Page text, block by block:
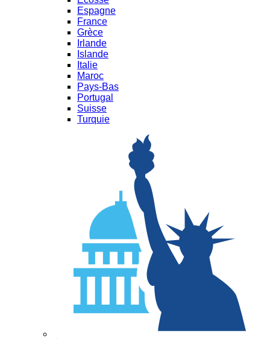
Espagne
France
Grèce
Irlande
Islande
Italie
Maroc
Pays-Bas
Portugal
Suisse
Turquie